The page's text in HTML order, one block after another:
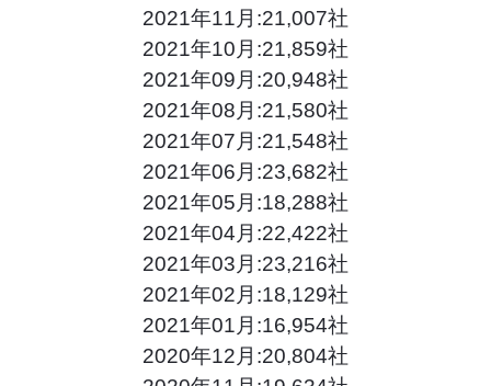
2021年11月:21,007社
2021年10月:21,859社
2021年09月:20,948社
2021年08月:21,580社
2021年07月:21,548社
2021年06月:23,682社
2021年05月:18,288社
2021年04月:22,422社
2021年03月:23,216社
2021年02月:18,129社
2021年01月:16,954社
2020年12月:20,804社